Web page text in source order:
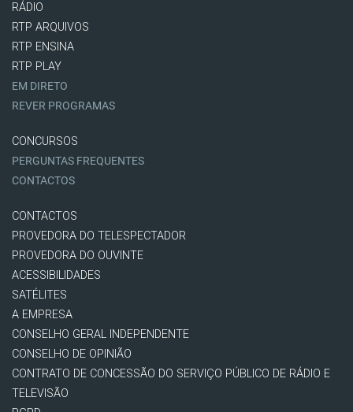
RÁDIO
RTP ARQUIVOS
RTP ENSINA
RTP PLAY
EM DIRETO
REVER PROGRAMAS
CONCURSOS
PERGUNTAS FREQUENTES
CONTACTOS
CONTACTOS
PROVEDORA DO TELESPECTADOR
PROVEDORA DO OUVINTE
ACESSIBILIDADES
SATÉLITES
A EMPRESA
CONSELHO GERAL INDEPENDENTE
CONSELHO DE OPINIÃO
CONTRATO DE CONCESSÃO DO SERVIÇO PÚBLICO DE RÁDIO E
TELEVISÃO